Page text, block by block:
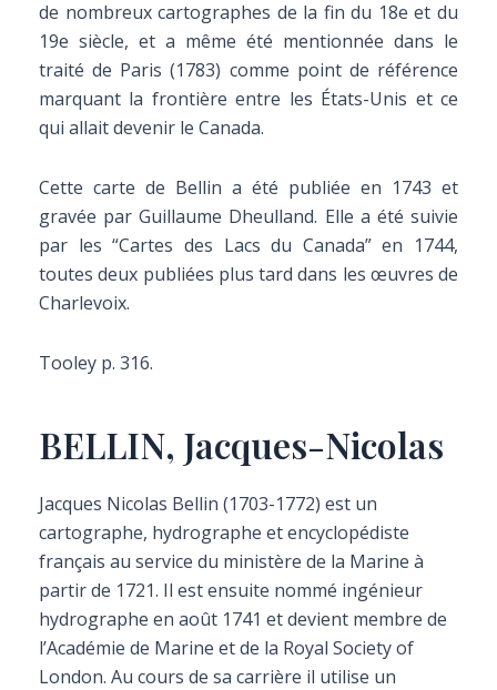
de nombreux cartographes de la fin du 18e et du
19e siècle, et a même été mentionnée dans le
traité de Paris (1783) comme point de référence
marquant la frontière entre les États-Unis et ce
qui allait devenir le Canada.
Cette carte de Bellin a été publiée en 1743 et
gravée par Guillaume Dheulland. Elle a été suivie
par les “Cartes des Lacs du Canada” en 1744,
toutes deux publiées plus tard dans les œuvres de
Charlevoix.
Tooley p. 316.
BELLIN, Jacques-Nicolas
Jacques Nicolas Bellin (1703-1772) est un
cartographe, hydrographe et encyclopédiste
français au service du ministère de la Marine à
partir de 1721. Il est ensuite nommé ingénieur
hydrographe en août 1741 et devient membre de
l’Académie de Marine et de la Royal Society of
London. Au cours de sa carrière il utilise un